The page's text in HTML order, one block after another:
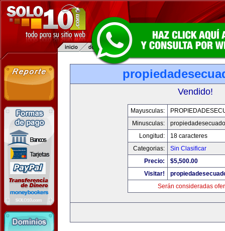
Vendido!
Mayusculas:
Minusculas:
Longitud:
18 caracteres
Categorias:
Sin Clasificar
Precio:
$5,500.00
Visitar!
Serán consideradas